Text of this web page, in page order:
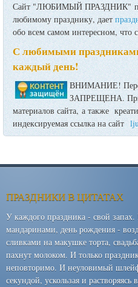
Сайт "ЛЮБИМЫЙ ПРАЗДНИК"
любимому празднику, дает
обо всем самом интересном, что
С любимыми
каждый день!
ВНИМАНИЕ!
ЗАПРЕЩЕНА.
материалов сайта, а также
индексируемая ссылка на сайт
ПРАЗДНИКИ В ЦИТАТАХ
У каждого праздника - свой
мандаринами, день рождения -
сливками на макушке торта,
пахнут молоком. И только
неповторимо. И неуловимый шлейф
секундой, ускользая и